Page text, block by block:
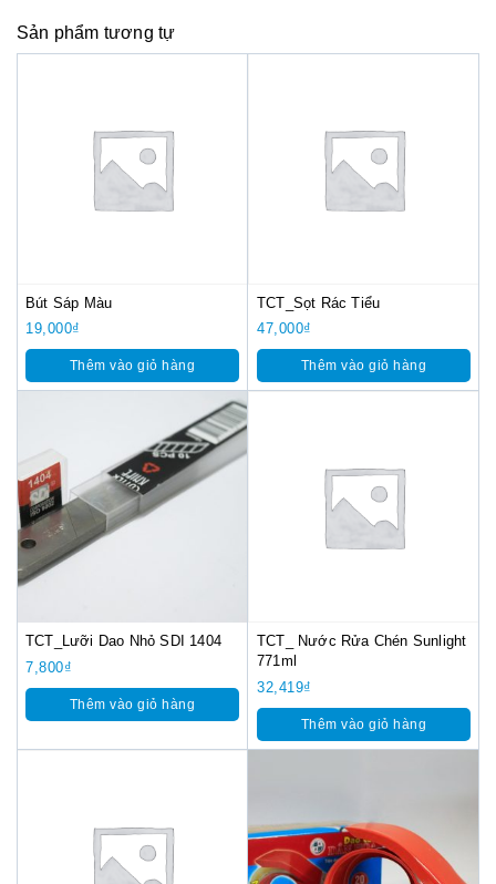
Sản phẩm tương tự
Bút Sáp Màu
19,000₫
Thêm vào giỏ hàng
TCT_Sọt Rác Tiểu
47,000₫
Thêm vào giỏ hàng
TCT_Lưỡi Dao Nhỏ SDI 1404
7,800₫
Thêm vào giỏ hàng
TCT_ Nước Rửa Chén Sunlight
771ml
32,419₫
Thêm vào giỏ hàng